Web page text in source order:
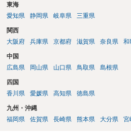
東海
愛知県
静岡県 岐阜県 三重県
関西
大阪府
兵庫県 京都府 滋賀県 奈良県 和
中国
広島県
岡山県 山口県 鳥取県 島根県
四国
香川県
愛媛県 高知県 徳島県
九州・沖縄
福岡県
佐賀県 長崎県 熊本県 大分県 宮